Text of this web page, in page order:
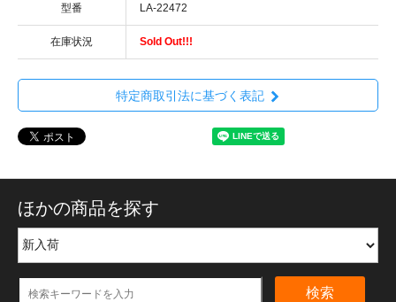
型番 LA-22472
在庫状況 Sold Out!!!
特定商取引法に基づく表記
ほかの商品を探す
検索